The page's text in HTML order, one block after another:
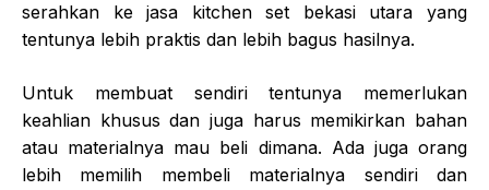
serahkan ke jasa kitchen set bekasi utara yang
tentunya lebih praktis dan lebih bagus hasilnya.
Untuk membuat sendiri tentunya memerlukan
keahlian khusus dan juga harus memikirkan bahan
atau materialnya mau beli dimana. Ada juga orang
lebih memilih membeli materialnya sendiri dan